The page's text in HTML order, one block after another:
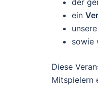
ein
sowie
Diese
Mitspielern